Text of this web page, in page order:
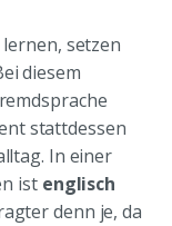
setzen
diesem
stattdessen
In einer
ist englisch
denn je, da